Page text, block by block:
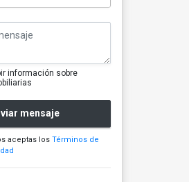
información sobre
mensaje
aceptas los Términos de